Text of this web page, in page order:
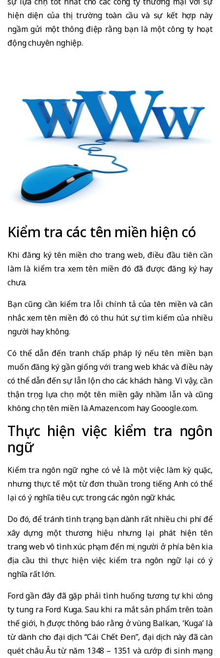
hiện diện của thị trường toàn cầu và sự kết hợp này
ngầm gửi một thông điệp rằng bạn là một công ty hoạt
động chuyên nghiệp.
Kiểm tra các tên miền hiện có
Khi đăng ký tên miền cho trang web, điều đầu tiên cần
làm là kiểm tra xem tên miền đó đã được đăng ký hay
chưa.
Bạn cũng cần kiểm tra lỗi chính tả của tên miền và cân
nhắc xem tên miền đó có thu hút sự tìm kiếm của nhiều
người hay không.
Có thể dẫn đến tranh chấp pháp lý nếu tên miền bạn
muốn đăng ký gần giống với trang web khác và điều này
có thể dẫn đến sự lẫn lộn cho các khách hàng. Vì vậy, cần
thận trọng lựa chọn một tên miền gây nhầm lẫn và cũng
không chọn tên miền là Amazen.com hay Gooogle.com.
Thực hiện việc kiểm tra ngôn
ngữ
Kiểm tra ngôn ngữ nghe có vẻ là một việc làm kỳ quặc,
nhưng thực tế một từ đơn thuần trong tiếng Anh có thể
lại có ý nghĩa tiêu cực trong các ngôn ngữ khác.
Do đó, để tránh tình trạng bạn dành rất nhiều chi phí để
xây dựng một thương hiệu nhưng lại phát hiện tên
trang web vô tình xúc phạm đến mọi người ở phía bên kia
địa cầu thì thực hiện việc kiểm tra ngôn ngữ lại có ý
nghĩa rất lớn.
Ford gần đây đã gặp phải tình huống tương tự khi công
ty tung ra Ford Kuga. Sau khi ra mắt sản phẩm trên toàn
thế giới, họ được thông báo rằng ở vùng Balkan, ‘Kuga’ là
từ dành cho đại dịch “Cái Chết Đen”, đại dịch này đã càn
quét châu Âu từ năm 1348 – 1351 và cướp đi sinh mạng